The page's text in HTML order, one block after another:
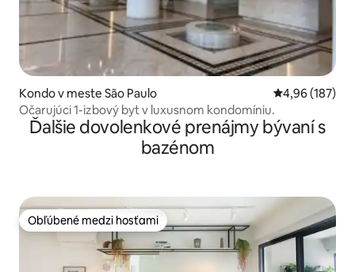
Kondo v meste São Paulo Priemerné
4,96 (187)
Očarujúci 1-izbový byt v luxusnom kondomíniu.
Ďalšie dovolenkové prenájmy bývaní s
bazénom
Obľúbené medzi hosťami
Obľúbené medzi hosťami